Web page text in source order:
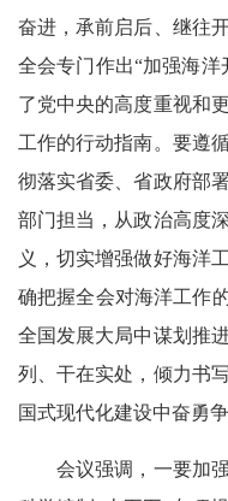
奋进，承前启后、继往
全会专门作出“加强海
了党中央的高度重视和
工作的行动指南。要遵
彻落实省委、省政府部
部门担当，从政治高度
义，切实增强做好海洋
确把握全会对海洋工作
全国发展大局中谋划推
列、干在实处，倾力书
国式现代化建设中奋勇
会议强调，一要加强